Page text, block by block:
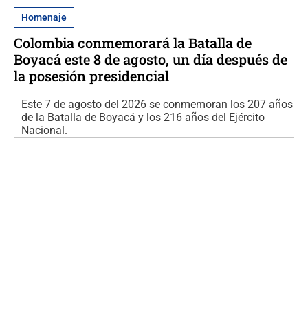
Homenaje
Colombia conmemorará la Batalla de
Boyacá este 8 de agosto, un día después de
la posesión presidencial
Este 7 de agosto del 2026 se conmemoran los 207 años
de la Batalla de Boyacá y los 216 años del Ejército
Nacional.